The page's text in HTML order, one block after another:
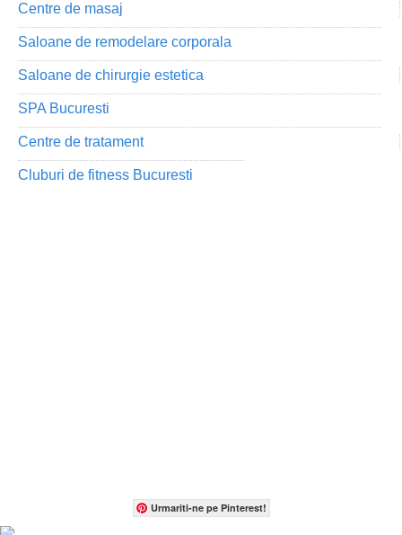
Centre de masaj
Saloane de remodelare corporala
Saloane de chirurgie estetica
SPA Bucuresti
Centre de tratament
Cluburi de fitness Bucuresti
Urmariti-ne pe Pinterest!